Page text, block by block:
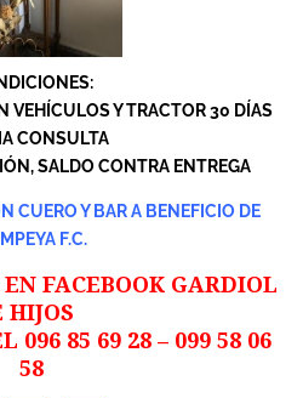
VEHÍCULOS Y TRACTOR 30 DÍAS
CONSULTA
SALDO CONTRA ENTREGA
CUERO Y BAR A BENEFICIO DE
F.C.
FACEBOOK GARDIOL
HIJOS
096 85 69 28 – 099 58 06
58